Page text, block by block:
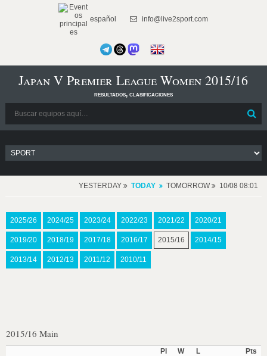
español info@live2sport.com
Japan V Premier League Women 2015/16
resultados, clasificaciones
YESTERDAY TODAY TOMORROW 10/08 08:01
2025/26 2024/25 2023/24 2022/23 2021/22 2020/21
2019/20 2018/19 2017/18 2016/17 2015/16 2014/15
2013/14 2012/13 2011/12 2010/11
2015/16 Main
Pl W L
Pts